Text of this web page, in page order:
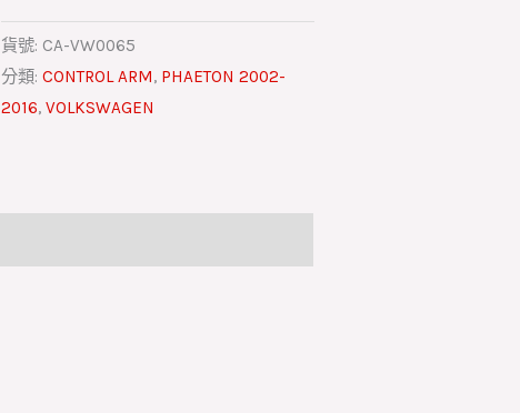
貨號: CA-VW0065
分類: CONTROL ARM, PHAETON 2002-
2016, VOLKSWAGEN